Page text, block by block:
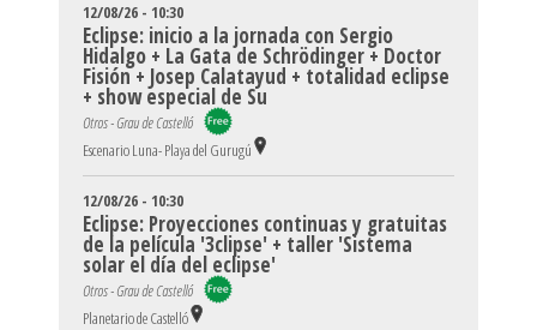
12/08/26 - 10:30
Eclipse: inicio a la jornada con Sergio
Hidalgo + La Gata de Schrödinger + Doctor
Fisión + Josep Calatayud + totalidad eclipse
+ show especial de Su
Otros - Grau de Castelló
Escenario Luna- Playa del Gurugú
12/08/26 - 10:30
Eclipse: Proyecciones continuas y gratuitas
de la película '3clipse' + taller 'Sistema
solar el día del eclipse'
Otros - Grau de Castelló
Planetario de Castelló